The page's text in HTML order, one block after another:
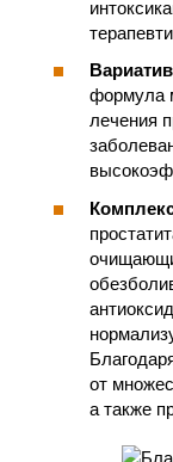
формула
лечения
от
а также